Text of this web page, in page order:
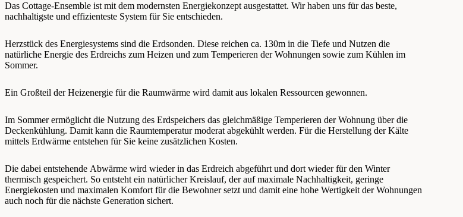
Das Cottage-Ensemble ist mit dem modernsten Energiekonzept ausgestattet. Wir haben uns für das beste,
nachhaltigste und effizienteste System für Sie entschieden.
Herzstück des Energiesystems sind die Erdsonden. Diese reichen ca. 130m in die Tiefe und Nutzen die
natürliche Energie des Erdreichs zum Heizen und zum Temperieren der Wohnungen sowie zum Kühlen im
Sommer.
Ein Großteil der Heizenergie für die Raumwärme wird damit aus lokalen Ressourcen gewonnen.
Im Sommer ermöglicht die Nutzung des Erdspeichers das gleichmäßige Temperieren der Wohnung über die
Deckenkühlung. Damit kann die Raumtemperatur moderat abgekühlt werden. Für die Herstellung der Kälte
mittels Erdwärme entstehen für Sie keine zusätzlichen Kosten.
Die dabei entstehende Abwärme wird wieder in das Erdreich abgeführt und dort wieder für den Winter
thermisch gespeichert. So entsteht ein natürlicher Kreislauf, der auf maximale Nachhaltigkeit, geringe
Energiekosten und maximalen Komfort für die Bewohner setzt und damit eine hohe Wertigkeit der Wohnungen
auch noch für die nächste Generation sichert.